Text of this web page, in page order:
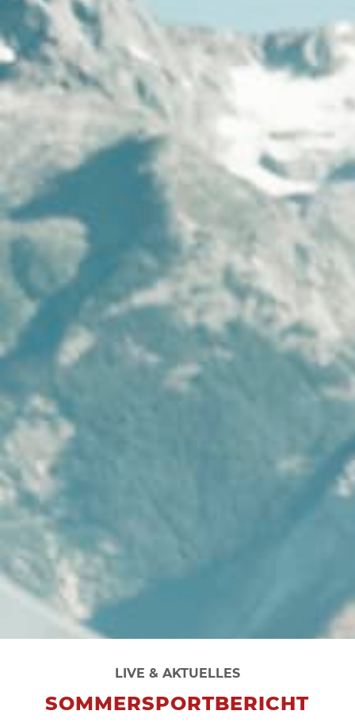
LIVE & AKTUELLES
SOMMERSPORTBERICHT